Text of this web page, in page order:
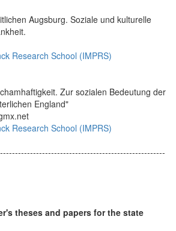
Augsburg. Soziale und kulturelle
Research School (IMPRS)
Zur sozialen Bedeutung der
England"
Research School (IMPRS)
theses and papers for the state